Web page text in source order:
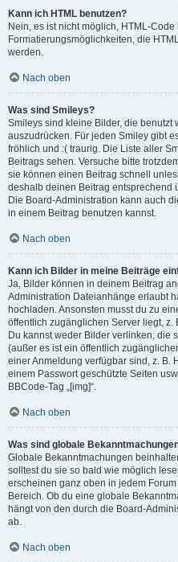
Kann ich HTML benutzen?
Nein, es ist nicht möglich, HTML-
Formatierungsmöglichkeiten, die
werden.
Nach oben
Was sind Smileys?
Smileys sind kleine Bilder, die benutzt
auszudrücken. Für jeden Smiley gibt
fröhlich und :( traurig. Die Liste aller
Beitrags sehen. Versuche bitte
sie können einen Beitrag schnell
deshalb deinen Beitrag entsprechend
Die Board-Administration kann auch
in einem Beitrag benutzen kannst.
Nach oben
Kann ich Bilder in meine Beiträge
Ja, Bilder können in deinem Beitrag
Administration Dateianhänge erlaubt
hochladen. Ansonsten musst du zu
öffentlich zugänglichen Server liegt, z.
Du kannst weder Bilder verlinken, die
(außer es ist ein öffentlich
einer Anmeldung verfügbar sind, z. B.
einem Passwort geschützte Seiten
BBCode-Tag „[img]“.
Nach oben
Was sind globale
Globale Bekanntmachungen
solltest du sie so bald wie möglich
erscheinen ganz oben in jedem
Bereich. Ob du eine globale
hängt von den durch die Board-
ab.
Nach oben